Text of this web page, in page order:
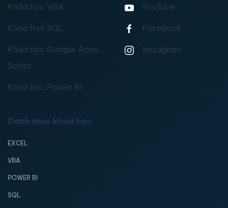
Khóa học VBA
Khóa học SQL
Khóa học Google Apps
Script
Khóa học Power BI
YouTube
Facebook
Instagram
Danh mục khóa học
EXCEL
VBA
POWER BI
SQL